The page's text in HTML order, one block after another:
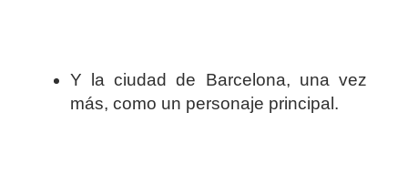
Y la ciudad de Barcelona, una vez
más, como un personaje principal.